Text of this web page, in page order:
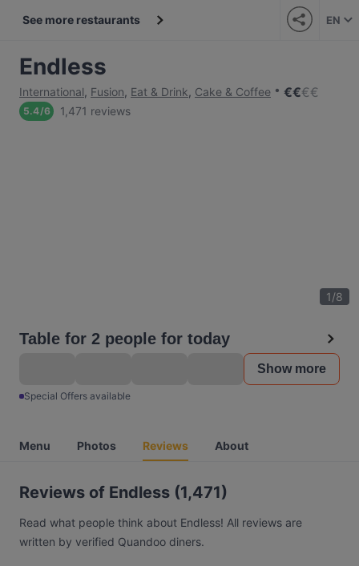
See more restaurants EN
Endless
International, Fusion, Eat & Drink, Cake & Coffee €€€€
5.4/6 1,471 reviews
1/8
Table for 2 people for today
Show more
Special Offers available
Menu Photos Reviews About
Reviews of Endless (1,471)
Read what people think about Endless! All reviews are
written by verified Quandoo diners.